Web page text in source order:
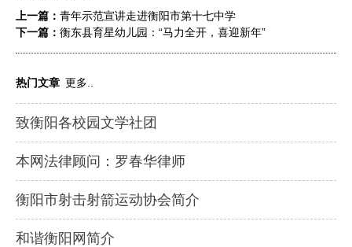
上一篇： 青年示范宣讲走进衡阳市第十七中学
下一篇： 衡东县育星幼儿园：“马力全开，喜迎新年”
热门文章 更多..
致衡阳各校园文学社团
本网法律顾问：罗春华律师
衡阳市射击射箭运动协会简介
和谐衡阳网简介